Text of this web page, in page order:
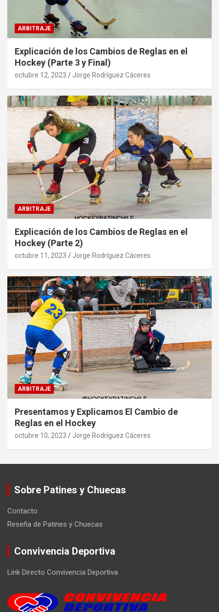
ARBITRAJE
Explicación de los Cambios de Reglas en el
Hockey (Parte 3 y Final)
octubre 12, 2023 Jorge Rodríguez Cáceres
ARBITRAJE
Explicación de los Cambios de Reglas en el
Hockey (Parte 2)
octubre 11, 2023 Jorge Rodríguez Cáceres
ARBITRAJE
Presentamos y Explicamos El Cambio de
Reglas en el Hockey
octubre 10, 2023 Jorge Rodríguez Cáceres
Sobre Patines y Chuecas
Contacto
Reseña de Patines y Chuecas
Convivencia Deportiva
Link Directo Convivencia Deportiva